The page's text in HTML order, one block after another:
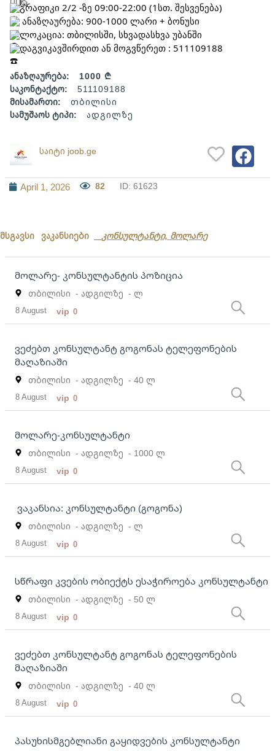
გრაფიკი 2/2 -ზე 09:00-22:00 (1სთ. შესვენება)
ანაზღაურება: 900-1000 ლარი + ბონუსი
ლოკაცია: თბილისში, სხვადასხვა უბანში
დაგვიკავშირდით ან მოგვწერეთ : 511109188
ანაზღაურება:
1000 ₾
საკონტაქტო:
511109188
მისამართი:
თბილისი
სამუშაოს ტიპი:
ადგილზე
საიტი joob.ge
April 1, 2026 82 ID: 61623
მსგავსი ვაკანსიები კონსულტანტი, მოლარე
მოლარე- კონსულტანტის პოზიცია
თბილისი - ადგილზე - ლ
8 August vip 0
ვეძებთ კონსულტანტ გოგონას ტელეფონების
მაღაზიაში
თბილისი - ადგილზე - 40 ლ
8 August vip 0
მოლარე-კონსულტანტი
თბილისი - ადგილზე - 1000 ლ
8 August vip 0
ვაკანსია: კონსულტანტი (გოგონა)
თბილისი - ადგილზე - ლ
8 August vip 0
სწრაფი კვების ობიექტს ესაჭიროება კონსულტანტი
თბილისი - ადგილზე - 50 ლ
8 August vip 0
ვეძებთ კონსულტანტ გოგონას ტელეფონების
მაღაზიაში
თბილისი - ადგილზე - 40 ლ
8 August vip 0
პასუხისმგებლიანი გაყიდვების კონსულტანტი